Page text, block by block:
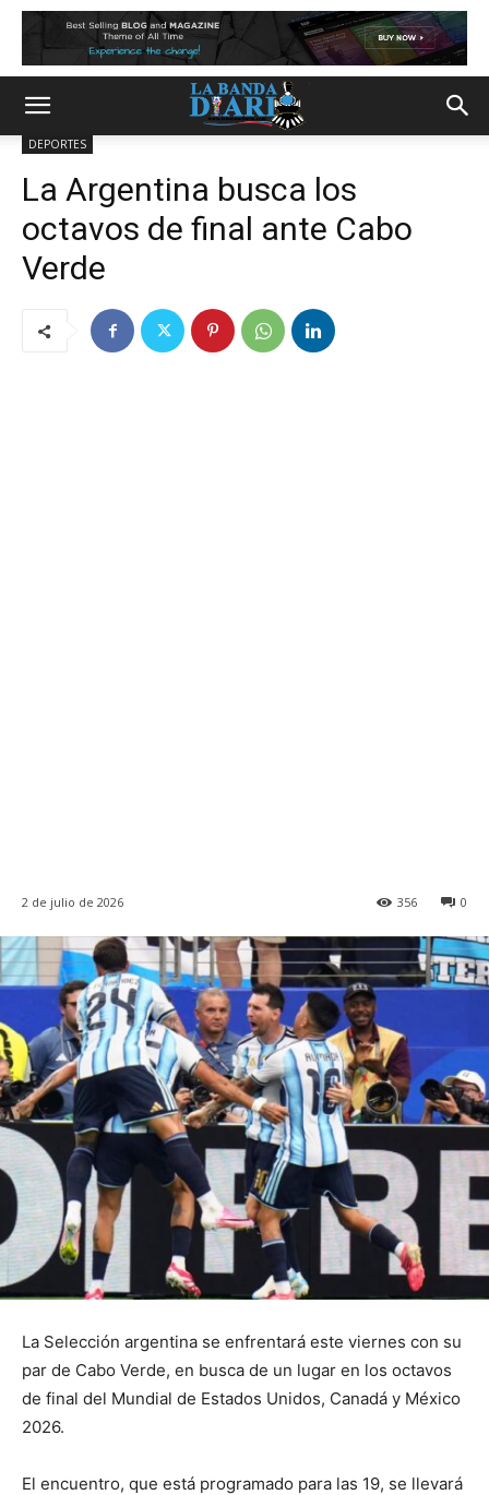
DEPORTES
La Argentina busca los
octavos de final ante Cabo
Verde
2 de julio de 2026 0
356
La Selección argentina se enfrentará este viernes con su
par de Cabo Verde, en busca de un lugar en los octavos
de final del Mundial de Estados Unidos, Canadá y México
2026.
El encuentro, que está programado para las 19, se llevará